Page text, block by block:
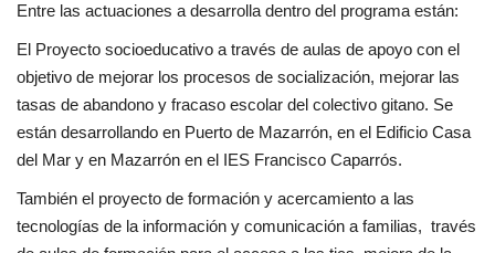
Entre las actuaciones a desarrolla dentro del programa están:
El Proyecto socioeducativo a través de aulas de apoyo con el
objetivo de mejorar los procesos de socialización, mejorar las
tasas de abandono y fracaso escolar del colectivo gitano. Se
están desarrollando en Puerto de Mazarrón, en el Edificio Casa
del Mar y en Mazarrón en el IES Francisco Caparrós.
También el proyecto de formación y acercamiento a las
tecnologías de la información y comunicación a familias, través